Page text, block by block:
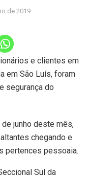
de 2019
e clientes em
em São Luís, foram
segurança do
junho deste mês,
chegando e
pertences pessoaia.
Sul da